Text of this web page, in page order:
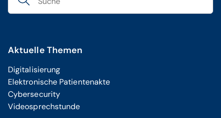
Aktuelle Themen
Digitalisierung
Elektronische Patientenakte
Cybersecurity
Videosprechstunde